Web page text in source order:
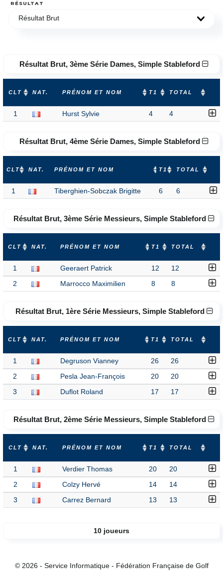
RÉSULTAT
Résultat Brut
Résultat Brut, 3ème Série Dames, Simple Stableford
CLT NAT. PRÉNOM ET NOM T1 TOTAL
1 Hurst Sylvie 4 4
Résultat Brut, 4ème Série Dames, Simple Stableford
CLT NAT. PRÉNOM ET NOM T1 TOTAL
1 Tiberghien-Sobczak Brigitte 6 6
Résultat Brut, 3ème Série Messieurs, Simple Stableford
CLT NAT. PRÉNOM ET NOM T1 TOTAL
1 Geeraert Patrick 12 12
2 Marrocco Maximilien 8 8
Résultat Brut, 1ère Série Messieurs, Simple Stableford
CLT NAT. PRÉNOM ET NOM T1 TOTAL
1 Degruson Vianney 26 26
2 Pesla Jean-François 20 20
3 Duflot Roland 17 17
Résultat Brut, 2ème Série Messieurs, Simple Stableford
CLT NAT. PRÉNOM ET NOM T1 TOTAL
1 Verdier Thomas 20 20
2 Colzy Hervé 14 14
3 Carrez Bernard 13 13
10 joueurs
© 2026 - Service Informatique - Fédération Française de Golf